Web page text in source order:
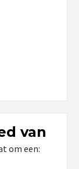
van
om een: